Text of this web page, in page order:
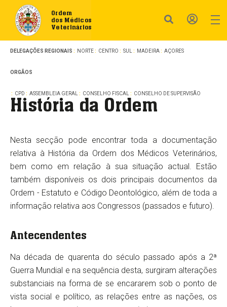
Ordem
dos Médicos
Veterinários
DELEGAÇÕES REGIONAIS NORTE CENTRO SUL MADEIRA AÇORES
ORGÃOS
CPD ASSEMBLEIA GERAL CONSELHO FISCAL CONSELHO DE SUPERVISÃO
História da Ordem
Nesta secção pode encontrar toda a documentação
relativa à História da Ordem dos Médicos Veterinários,
bem como em relação à sua situação actual. Estão
também disponíveis os dois principais documentos da
Ordem - Estatuto e Código Deontológico, além de toda a
informação relativa aos Congressos (passados e futuro).
Antecendentes
Na década de quarenta do século passado após a 2ª
Guerra Mundial e na sequência desta, surgiram alterações
substanciais na forma de se encararem sob o ponto de
vista social e político, as relações entre as nações, os